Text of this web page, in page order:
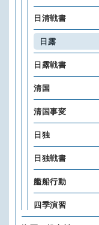
日清戦書
日露
日露戦書
清国
清国事変
日独
日独戦書
艦船行動
四季演習